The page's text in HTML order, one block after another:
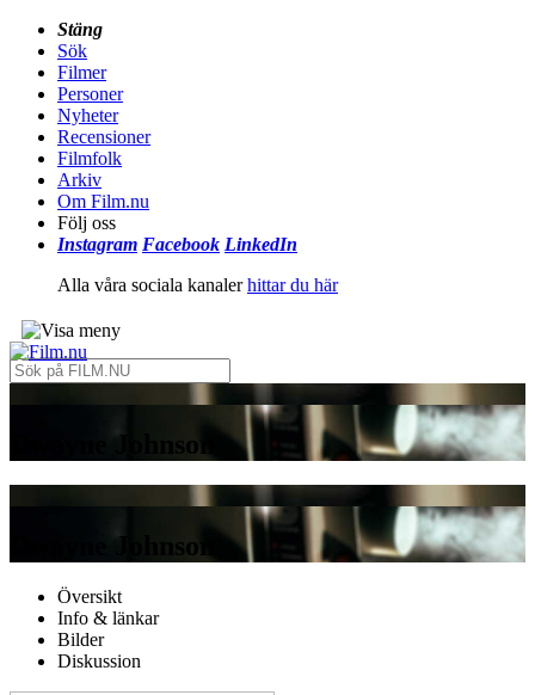
Stäng
Sök
Filmer
Personer
Nyheter
Recensioner
Filmfolk
Arkiv
Om Film.nu
Följ oss
Instagram Facebook LinkedIn
Alla våra sociala kanalerhittar du här
Dwayne Johnson
Dwayne Johnson
Översikt
Info & länkar
Bilder
Diskussion